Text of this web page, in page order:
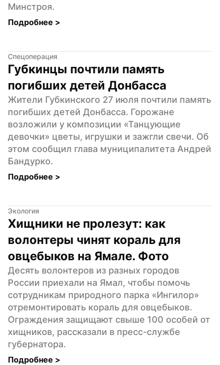
Минстроя.
Подробнее >
Спецоперация
Губкинцы почтили память
погибших детей Донбасса
Жители Губкинского 27 июля почтили память
погибших детей Донбасса. Горожане
возложили у композиции «Танцующие
девочки» цветы, игрушки и зажгли свечи. Об
этом сообщил глава муниципалитета Андрей
Бандурко.
Подробнее >
Экология
Хищники не пролезут: как
волонтеры чинят кораль для
овцебыков на Ямале. Фото
Десять волонтеров из разных городов
России приехали на Ямал, чтобы помочь
сотрудникам природного парка «Ингилор»
отремонтировать кораль для овцебыков.
Ограждения защищают свыше 100 особей от
хищников, рассказали в пресс-службе
губернатора.
Подробнее >